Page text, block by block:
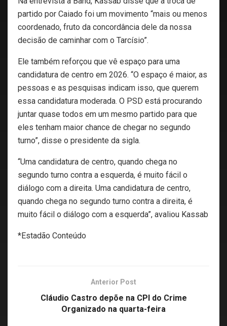
partido por Caiado foi um movimento “mais ou menos
coordenado, fruto da concordância dele da nossa
decisão de caminhar com o Tarcísio”.
Ele também reforçou que vê espaço para uma
candidatura de centro em 2026. “O espaço é maior, as
pessoas e as pesquisas indicam isso, que querem
essa candidatura moderada. O PSD está procurando
juntar quase todos em um mesmo partido para que
eles tenham maior chance de chegar no segundo
turno”, disse o presidente da sigla.
“Uma candidatura de centro, quando chega no
segundo turno contra a esquerda, é muito fácil o
diálogo com a direita. Uma candidatura de centro,
quando chega no segundo turno contra a direita, é
muito fácil o diálogo com a esquerda”, avaliou Kassab
*Estadão Conteúdo
Anterior Post
Cláudio Castro depõe na CPI do Crime
Organizado na quarta-feira